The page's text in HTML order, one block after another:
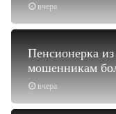
вчера
вчера
Пенсионерка
мошенникам